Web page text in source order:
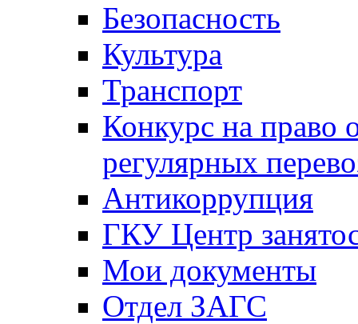
Безопасность
Культура
Транспорт
Конкурс на право
регулярных
Антикоррупция
ГКУ Центр
Мои документы
Отдел ЗАГС